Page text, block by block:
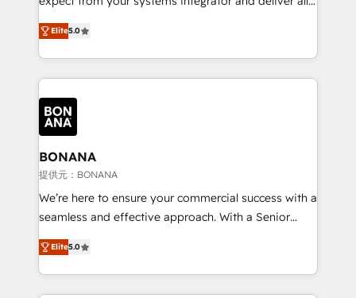
the agency services you'd expect from your
HubSpot Solutions Partner. As one of the UK's
longest-standing partners, we are experts at
maximising the value of the HubSpot platform and
building an integrated growth stack that brings your
business, operational and technical requirements to
life, and creates a 360˚ view of your customer to
help your teams do more. We specialise in HubSpot
technical services, website design and development
as well as agency services that help set you up for
success. Now, more than ever you need to connect
customer service. It's time to empower your teams
to create great customer experiences that generate
Elite5.0
BONANA
提供元：BONANA
We’re here to ensure your commercial success with a
seamless and effective approach. With a Senior
team that has 10+ years of experience in HubSpot,
we have a deep understanding of SaaS, Business
Services and E-commerce together with Retail. We
streamline and enhance your Sales, Marketing &
Elite5.0